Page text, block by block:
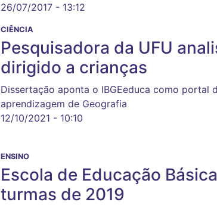
26/07/2017 - 13:12
CIÊNCIA
Pesquisadora da UFU
dirigido a crianças
Dissertação aponta o IBGEeduca como portal
aprendizagem de Geografia
12/10/2021 - 10:10
ENSINO
Escola de Educação
turmas de 2019